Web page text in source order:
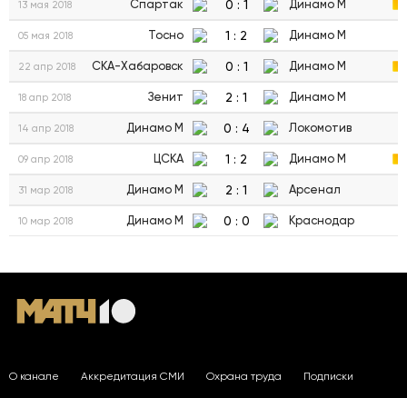
13 мая 2018 Спартак 0 : 1 Динамо М
05 мая 2018 Тосно 1 : 2 Динамо М
22 апр 2018 СКА-Хабаровск 0 : 1 Динамо М
18 апр 2018 Зенит 2 : 1 Динамо М
14 апр 2018 Динамо М 0 : 4 Локомотив
09 апр 2018 ЦСКА 1 : 2 Динамо М
31 мар 2018 Динамо М 2 : 1 Арсенал
10 мар 2018 Динамо М 0 : 0 Краснодар
О канале Аккредитация СМИ Охрана труда Подписки